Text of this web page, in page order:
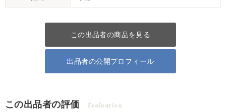
この出品者の商品を見る
出品者の公開プロフィール
この出品者の評価 Evaluation